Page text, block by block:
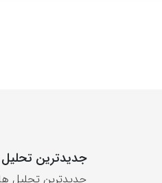
جدیدترین
جدیدترین تحلیل